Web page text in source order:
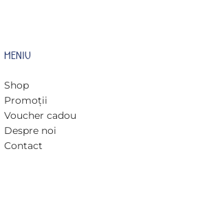
MENIU
Shop
Promoții
Voucher cadou
Despre noi
Contact